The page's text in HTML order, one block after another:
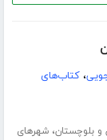
،کتاب‌های
بلوچستان،شهرهای